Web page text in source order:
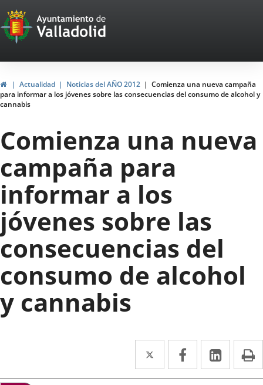
Portal
Web
del
Ayuntamiento
de
Valladolid
HomeActualidad Noticias del AÑO 2012
Comienza una nueva campaña
para informar a los jóvenes sobre las consecuencias del consumo de alcohol y
cannabis
Comienza una nueva
campaña para
informar a los
jóvenes sobre las
consecuencias del
consumo de alcohol
y cannabis
Twitter
Enlace
a
Facebook
Enlace
a
Enlace
a